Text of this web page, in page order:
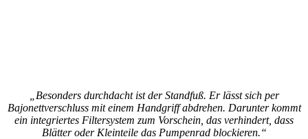
„Besonders durchdacht ist der Standfuß. Er lässt sich per
Bajonettverschluss mit einem Handgriff abdrehen. Darunter kommt
ein integriertes Filtersystem zum Vorschein, das verhindert, dass
Blätter oder Kleinteile das Pumpenrad blockieren.“